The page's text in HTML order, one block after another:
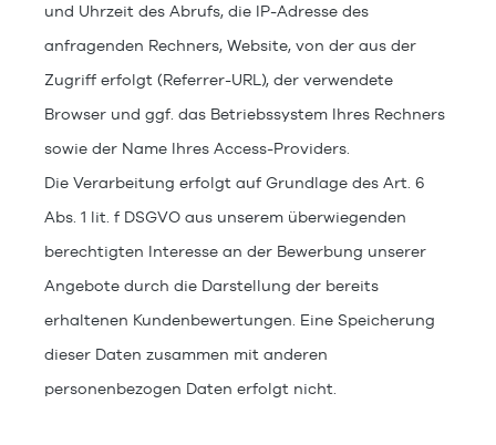
und Uhrzeit des Abrufs, die IP-Adresse des
anfragenden Rechners, Website, von der aus der
Zugriff erfolgt (Referrer-URL), der verwendete
Browser und ggf. das Betriebssystem Ihres Rechners
sowie der Name Ihres Access-Providers.
Die Verarbeitung erfolgt auf Grundlage des Art. 6
Abs. 1 lit. f DSGVO aus unserem überwiegenden
berechtigten Interesse an der Bewerbung unserer
Angebote durch die Darstellung der bereits
erhaltenen Kundenbewertungen. Eine Speicherung
dieser Daten zusammen mit anderen
personenbezogen Daten erfolgt nicht.